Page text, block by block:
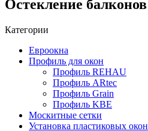
Остекление балконов
Категории
Евроокна
Профиль для окон
Профиль REHAU
Профиль ARtec
Профиль Grain
Профиль KBE
Москитные сетки
Установка пластиковых окон